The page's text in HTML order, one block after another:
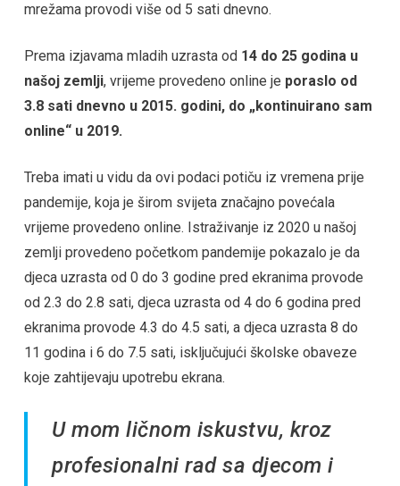
mrežama provodi više od 5 sati dnevno.
Prema izjavama mladih uzrasta od 14 do 25 godina u
našoj zemlji, vrijeme provedeno online je poraslo od
3.8 sati dnevno u 2015. godini, do „kontinuirano sam
online“ u 2019.
Treba imati u vidu da ovi podaci potiču iz vremena prije
pandemije, koja je širom svijeta značajno povećala
vrijeme provedeno online. Istraživanje iz 2020 u našoj
zemlji provedeno početkom pandemije pokazalo je da
djeca uzrasta od 0 do 3 godine pred ekranima provode
od 2.3 do 2.8 sati, djeca uzrasta od 4 do 6 godina pred
ekranima provode 4.3 do 4.5 sati, a djeca uzrasta 8 do
11 godina i 6 do 7.5 sati, isključujući školske obaveze
koje zahtijevaju upotrebu ekrana.
U mom ličnom iskustvu, kroz
profesionalni rad sa djecom i